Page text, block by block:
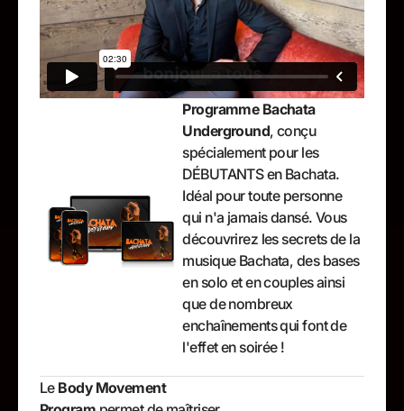
Programme Bachata
Underground, conçu
spécialement pour les
DÉBUTANTS en Bachata.
Idéal pour toute personne
qui n'a jamais dansé. Vous
découvrirez les secrets de la
musique Bachata, des bases
en solo et en couples ainsi
que de nombreux
enchaînements qui font de
l'effet en soirée !
Le Body Movement